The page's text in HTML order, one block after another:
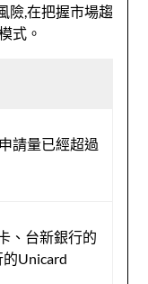
險,在把握市場趨
式。
請量已經超過
、台新銀行的
的Unicard